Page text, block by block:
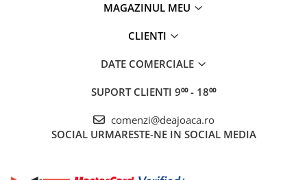
MAGAZINUL MEU
CLIENTI
DATE COMERCIALE
SUPORT CLIENTI 9⁰⁰ - 18⁰⁰
comenzi@deajoaca.ro
SOCIAL URMARESTE-NE IN SOCIAL MEDIA